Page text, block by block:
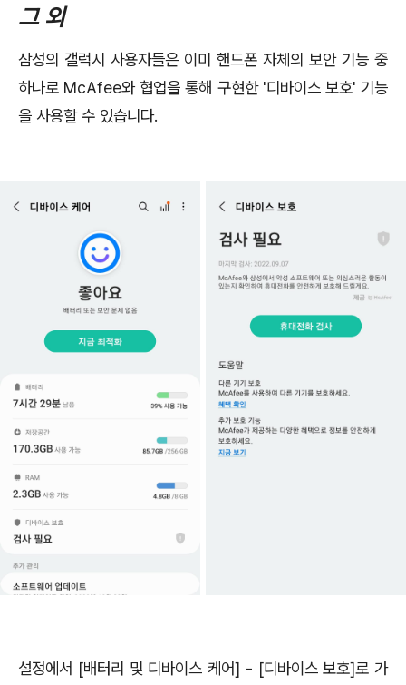
그 외
삼성의 갤럭시 사용자들은 이미 핸드폰 자체의 보안 기능 중
하나로 McAfee와 협업을 통해 구현한 '디바이스 보호' 기능
을 사용할 수 있습니다.
설정에서 [배터리 및 디바이스 케어] - [디바이스 보호]로 가